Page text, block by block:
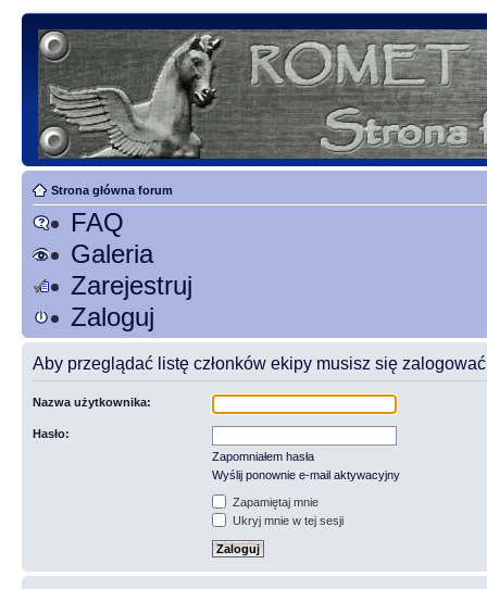
Strona główna forum
FAQ
Galeria
Zarejestruj
Zaloguj
Aby przeglądać listę członków ekipy musisz się
Nazwa użytkownika:
Hasło:
Zapomniałem hasła
Wyślij ponownie e-mail aktywacyjny
Zapamiętaj mnie
Ukryj mnie w tej sesji